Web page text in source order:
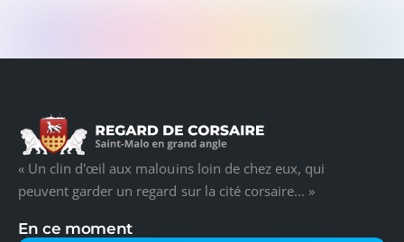
« Un clin d'œil aux malouins loin de chez eux, qui
peuvent garder un regard sur la cité corsaire... »
En ce moment